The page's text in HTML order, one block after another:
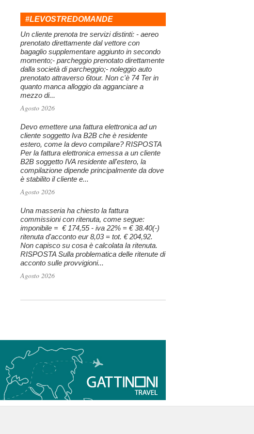
#LEVOSTREDOMANDE
Un cliente prenota tre servizi distinti: - aereo
prenotato direttamente dal vettore con
bagaglio supplementare aggiunto in secondo
momento;- parcheggio prenotato direttamente
dalla società di parcheggio;- noleggio auto
prenotato attraverso 6tour. Non c'è 74 Ter in
quanto manca alloggio da agganciare a
mezzo di...
Agosto 2026
Devo emettere una fattura elettronica ad un
cliente soggetto Iva B2B che è residente
estero, come la devo compilare? RISPOSTA
Per la fattura elettronica emessa a un cliente
B2B soggetto IVA residente all'estero, la
compilazione dipende principalmente da dove
è stabilito il cliente e...
Agosto 2026
Una masseria ha chiesto la fattura
commissioni con ritenuta, come segue:
imponibile = € 174,55 - iva 22% = € 38.40(-)
ritenuta d'acconto eur 8,03 = tot. € 204,92.
Non capisco su cosa è calcolata la ritenuta.
RISPOSTA Sulla problematica delle ritenute di
acconto sulle provvigioni...
Agosto 2026